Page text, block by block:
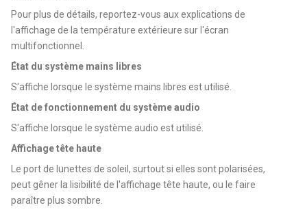
Pour plus de détails, reportez-vous aux explications de
l'affichage de la température extérieure sur l'écran
multifonctionnel.
État du système mains libres
S'affiche lorsque le système mains libres est utilisé.
État de fonctionnement du système audio
S'affiche lorsque le système audio est utilisé.
Affichage tête haute
Le port de lunettes de soleil, surtout si elles sont polarisées,
peut gêner la lisibilité de l'affichage tête haute, ou le faire
paraître plus sombre.